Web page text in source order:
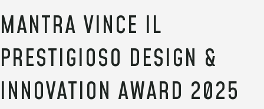
MANTRA VINCE IL
PRESTIGIOSO DESIGN &
INNOVATION AWARD 2025